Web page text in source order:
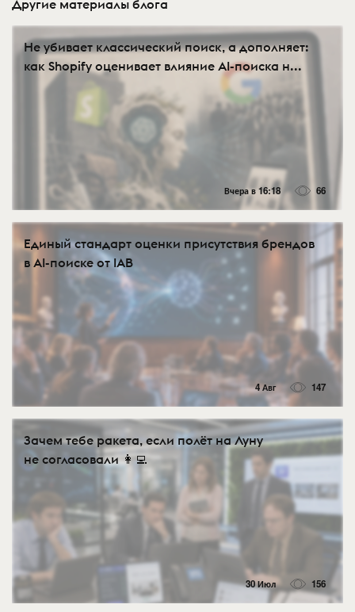
Другие материалы блога
Не убивает классический поиск, а дополняет:
как Shopify оценивает влияние AI-поиска н...
Вчера в 16:18 66
Eдиный стандарт оценки присутствия брендов
в AI-поиске от IAB
4 Авг 147
Зачем тебе ракета, если полёт на Луну
не согласовали 👩‍💻
30 Июл 156